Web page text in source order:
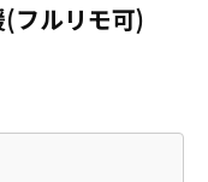
フルリモ可)